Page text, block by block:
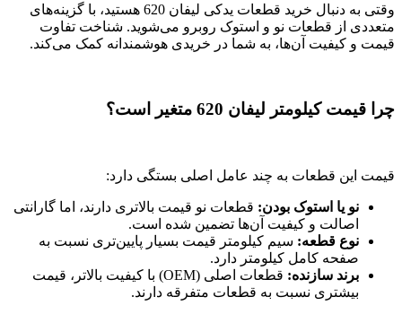
وقتی به دنبال خرید قطعات یدکی لیفان 620 هستید، با گزینه‌های
متعددی از قطعات نو و استوک روبرو می‌شوید. شناخت تفاوت
قیمت و کیفیت آن‌ها، به شما در خریدی هوشمندانه کمک می‌کند.
چرا قیمت کیلومتر لیفان 620 متغیر است؟
قیمت این قطعات به چند عامل اصلی بستگی دارد:
نو یا استوک بودن: قطعات نو قیمت بالاتری دارند، اما گارانتی
اصالت و کیفیت آن‌ها تضمین شده است.
نوع قطعه: سیم کیلومتر قیمت بسیار پایین‌تری نسبت به
صفحه کامل کیلومتر دارد.
برند سازنده:
قطعات اصلی (OEM) با کیفیت بالاتر، قیمت
بیشتری نسبت به قطعات متفرقه دارند.